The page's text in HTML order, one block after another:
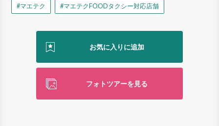
#マエテク #マエテクFOODタクシー対応店舗
フォトツアーを見る